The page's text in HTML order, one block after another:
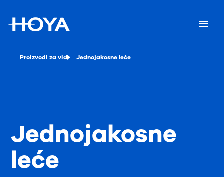
Proizvodi za vid Jednojakosne leće
Jednojakosne
leće